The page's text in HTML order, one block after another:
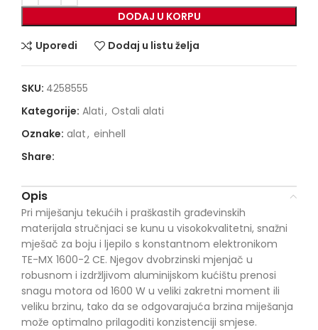
DODAJ U KORPU
Uporedi Dodaj u listu želja
SKU: 4258555
Kategorije: Alati, Ostali alati
Oznake: alat, einhell
Share:
Opis
Pri miješanju tekućih i praškastih građevinskih
materijala stručnjaci se kunu u visokokvalitetni, snažni
mješač za boju i ljepilo s konstantnom elektronikom
TE-MX 1600-2 CE. Njegov dvobrzinski mjenjač u
robusnom i izdržljivom aluminijskom kućištu prenosi
snagu motora od 1600 W u veliki zakretni moment ili
veliku brzinu, tako da se odgovarajuća brzina miješanja
može optimalno prilagoditi konzistenciji smjese.